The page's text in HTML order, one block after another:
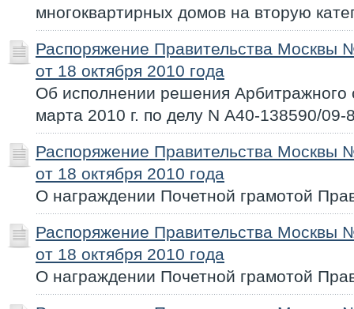
многоквартирных домов на вторую
Распоряжение Правительства Москвы
от 18 октября 2010 года
Об исполнении решения Арбитражного
марта 2010 г. по делу N А40-138590/09-
Распоряжение Правительства Москвы
от 18 октября 2010 года
О награждении Почетной грамотой
Распоряжение Правительства Москвы
от 18 октября 2010 года
О награждении Почетной грамотой